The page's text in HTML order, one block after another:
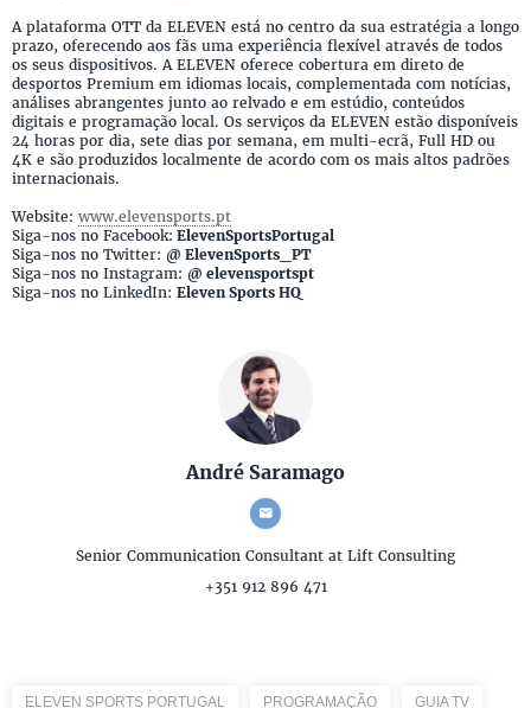
A plataforma OTT da ELEVEN está no centro da sua estratégia a longo
prazo, oferecendo aos fãs uma experiência flexível através de todos
os seus dispositivos. A ELEVEN oferece cobertura em direto de
desportos Premium em idiomas locais, complementada com notícias,
análises abrangentes junto ao relvado e em estúdio, conteúdos
digitais e programação local. Os serviços da ELEVEN estão disponíveis
24 horas por dia, sete dias por semana, em multi-ecrã, Full HD ou
4K e são produzidos localmente de acordo com os mais altos padrões
internacionais.
Website: www.elevensports.pt
Siga-nos no Facebook: ElevenSportsPortugal
Siga-nos no Twitter: @ ElevenSports_PT
Siga-nos no Instagram: @ elevensportspt
Siga-nos no LinkedIn: Eleven Sports HQ
André Saramago
Senior Communication Consultant at Lift Consulting
+351 912 896 471
ELEVEN SPORTS PORTUGAL PROGRAMAÇÃO GUIA TV